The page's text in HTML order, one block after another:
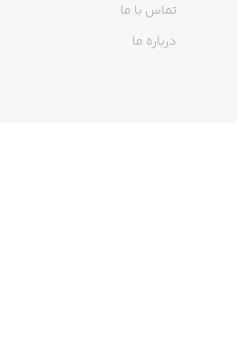
تماس با ما
درباره ما